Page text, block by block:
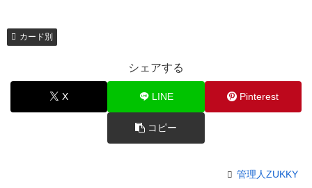
カード別
シェアする
X LINE Pinterest
コピー
管理人ZUKKY